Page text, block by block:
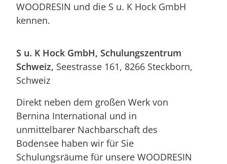
WOODRESIN und die S u. K Hock GmbH
kennen.
S u. K Hock GmbH, Schulungszentrum
Schweiz, Seestrasse 161, 8266 Steckborn,
Schweiz
Direkt neben dem großen Werk von
Bernina International und in
unmittelbarer Nachbarschaft des
Bodensee haben wir für Sie
Schulungsräume für unsere WOODRESIN